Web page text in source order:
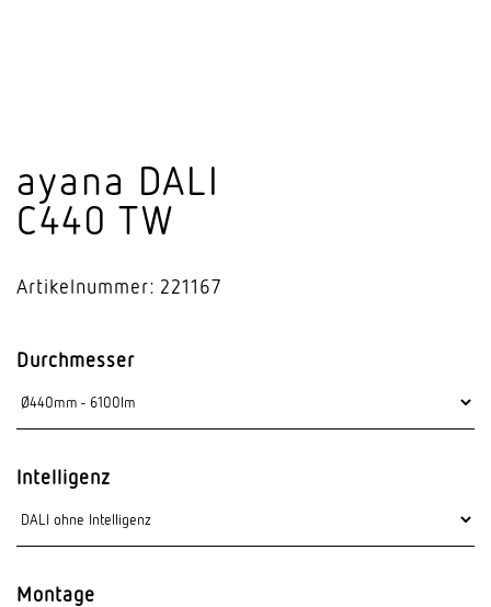
ayana DALI
C440 TW
Artikelnummer: 221167
Durchmesser
Intelligenz
Montage